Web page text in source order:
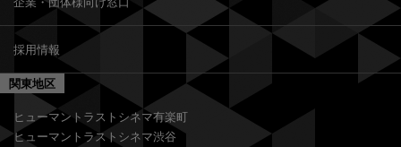
採用情報
関東地区
ヒューマントラストシネマ有楽町
ヒューマントラストシネマ渋谷